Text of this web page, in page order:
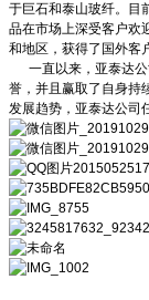
于巨石和泰山玻纤。目
品在市场上深受客户欢
和地区，获得了国外客
一直以来，亚泰达公
誉，并且赢取了自身持
发展趋势，亚泰达公司